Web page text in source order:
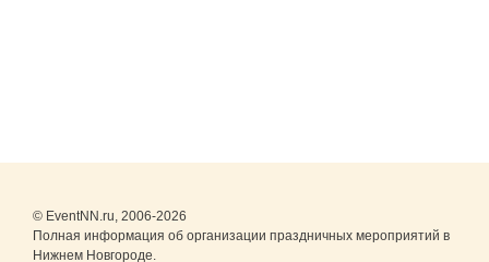
© EventNN.ru, 2006-2026
Полная информация об организации праздничных мероприятий в
Нижнем Новгороде.